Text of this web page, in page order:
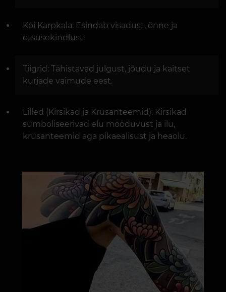
Koi Karpkala: Esindab visadust, õnne ja
otsusekindlust.
Tiigrid: Tähistavad julgust, jõudu ja kaitset
kurjade vaimude eest.
Lilled (Kirsikad ja Krüsanteemid): Kirsikad
sümboliseerivad elu mööduvust ja ilu,
krüsanteemid aga pikaealisust ja heaolu.